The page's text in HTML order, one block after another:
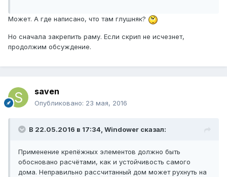
Может. А где написано, что там глушняк?
Но сначала закрепить раму. Если скрип не исчезнет,
продолжим обсуждение.
saven
Опубликовано: 23 мая, 2016
В 22.05.2016 в 17:34, Windower сказал:
Применение крепёжных элементов должно быть
обосновано расчётами, как и устойчивость самого
дома. Неправильно рассчитанный дом может рухнуть на